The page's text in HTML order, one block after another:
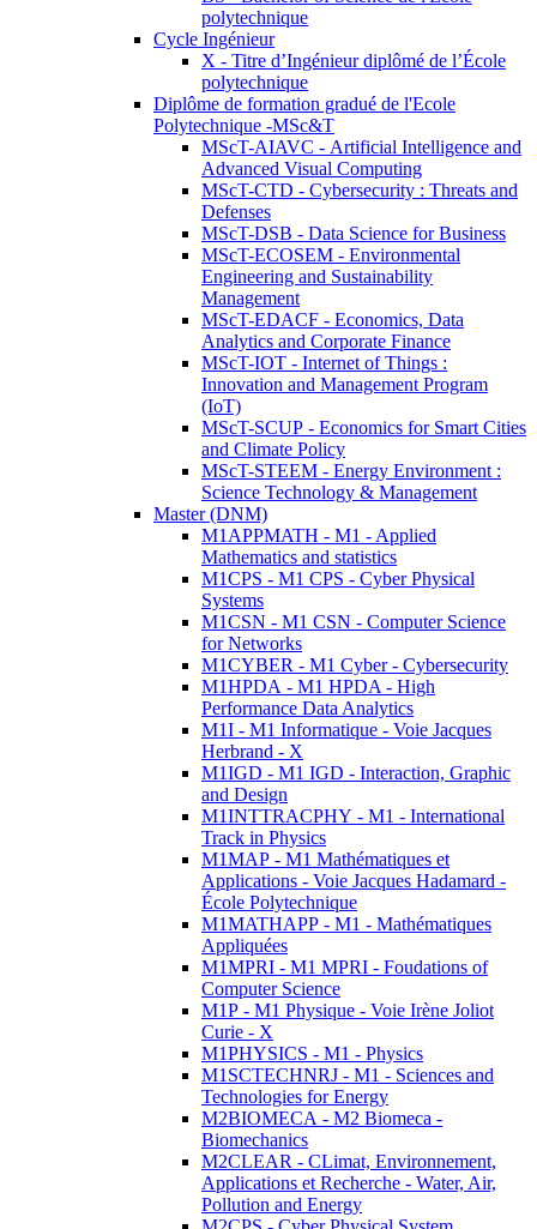
polytechnique
Cycle Ingénieur
X - Titre d’Ingénieur diplômé de l’École
polytechnique
Diplôme de formation gradué de l'Ecole
Polytechnique -MSc&T
MScT-AIAVC - Artificial Intelligence and
Advanced Visual Computing
MScT-CTD - Cybersecurity : Threats and
Defenses
MScT-DSB - Data Science for Business
MScT-ECOSEM - Environmental
Engineering and Sustainability
Management
MScT-EDACF - Economics, Data
Analytics and Corporate Finance
MScT-IOT - Internet of Things :
Innovation and Management Program
(IoT)
MScT-SCUP - Economics for Smart Cities
and Climate Policy
MScT-STEEM - Energy Environment :
Science Technology & Management
Master (DNM)
M1APPMATH - M1 - Applied
Mathematics and statistics
M1CPS - M1 CPS - Cyber Physical
Systems
M1CSN - M1 CSN - Computer Science
for Networks
M1CYBER - M1 Cyber - Cybersecurity
M1HPDA - M1 HPDA - High
Performance Data Analytics
M1I - M1 Informatique - Voie Jacques
Herbrand - X
M1IGD - M1 IGD - Interaction, Graphic
and Design
M1INTTRACPHY - M1 - International
Track in Physics
M1MAP - M1 Mathématiques et
Applications - Voie Jacques Hadamard -
École Polytechnique
M1MATHAPP - M1 - Mathématiques
Appliquées
M1MPRI - M1 MPRI - Foudations of
Computer Science
M1P - M1 Physique - Voie Irène Joliot
Curie - X
M1PHYSICS - M1 - Physics
M1SCTECHNRJ - M1 - Sciences and
Technologies for Energy
M2BIOMECA - M2 Biomeca -
Biomechanics
M2CLEAR - CLimat, Environnement,
Applications et Recherche - Water, Air,
Pollution and Energy